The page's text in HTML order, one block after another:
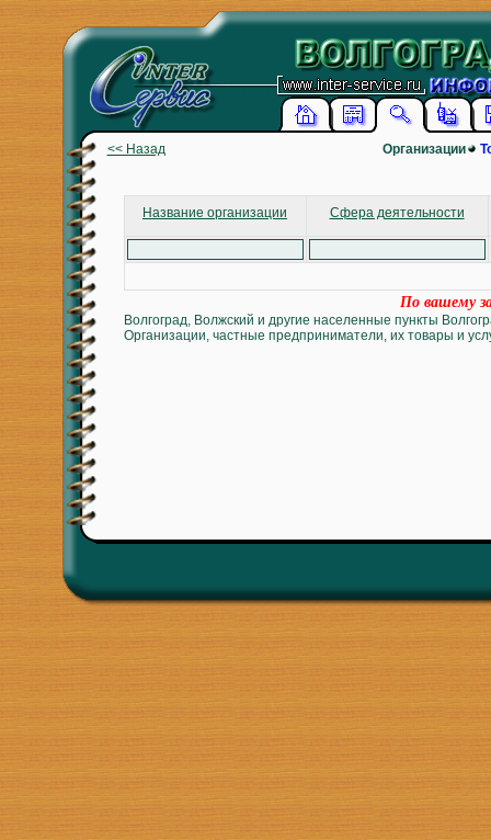
<< Назад Организации
Название организации Сфера деятельности
По вашему
Волгоград, Волжский и другие населенные пункты
Организации, частные предприниматели, их товары и